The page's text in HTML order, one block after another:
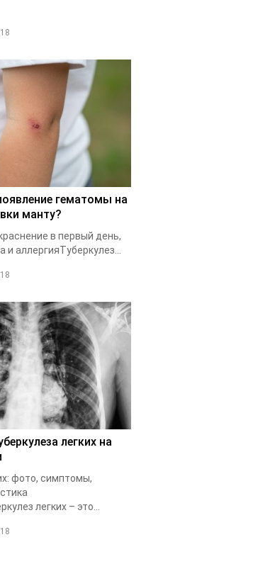
гематомы на
манту?
в первый день,
и аллергияТуберкулез...
легких на
фото, симптомы,
легких – это...